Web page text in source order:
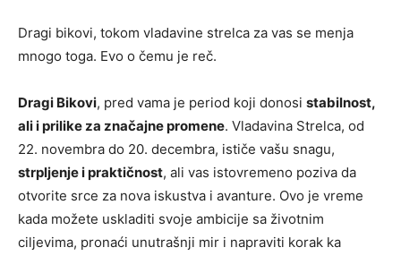
Dragi bikovi, tokom vladavine strelca za vas se menja
mnogo toga. Evo o čemu je reč.
Dragi Bikovi, pred vama je period koji donosi stabilnost,
ali i prilike za značajne promene. Vladavina Strelca, od
22. novembra do 20. decembra, ističe vašu snagu,
strpljenje i praktičnost, ali vas istovremeno poziva da
otvorite srce za nova iskustva i avanture. Ovo je vreme
kada možete uskladiti svoje ambicije sa životnim
ciljevima, pronaći unutrašnji mir i napraviti korak ka